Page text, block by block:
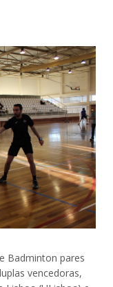
Badminton pares
vencedoras,